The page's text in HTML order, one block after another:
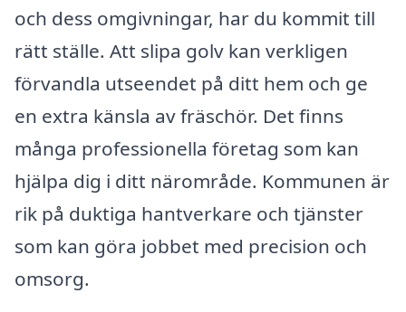
och dess omgivningar, har du kommit till
rätt ställe. Att slipa golv kan verkligen
förvandla utseendet på ditt hem och ge
en extra känsla av fräschör. Det finns
många professionella företag som kan
hjälpa dig i ditt närområde. Kommunen är
rik på duktiga hantverkare och tjänster
som kan göra jobbet med precision och
omsorg.